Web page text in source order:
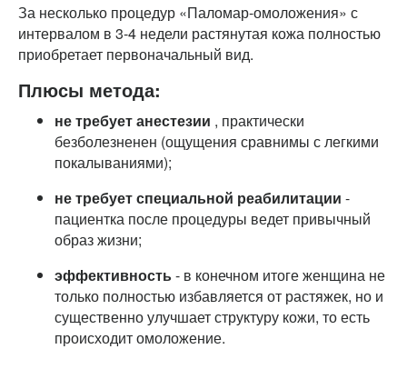
За несколько процедур «Паломар-омоложения» с
интервалом в 3-4 недели растянутая кожа полностью
приобретает первоначальный вид.
Плюсы метода:
не требует анестезии , практически
безболезненен (ощущения сравнимы с легкими
покалываниями);
не требует специальной реабилитации -
пациентка после процедуры ведет привычный
образ жизни;
эффективность- в конечном итоге женщина не
только полностью избавляется от растяжек, но и
существенно улучшает структуру кожи, то есть
происходит омоложение.